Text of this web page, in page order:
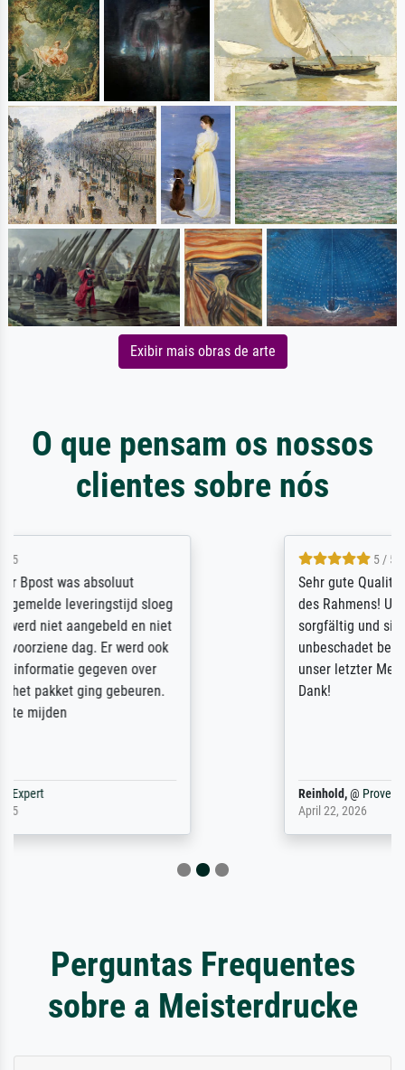
Exibir mais obras de arte
O que pensam os nossos
clientes sobre nós
Sehr gute Qualität des Leinwanddrucks und
des Rahmens! Unser Bild wurde sehr
sorgfältig und sicher verpackt, so dass es
unbeschadet bei uns ankam. Es wird nicht
unser letzter Meisterdruck sein. Vielen
Dank!
Perguntas Frequentes
sobre a Meisterdrucke